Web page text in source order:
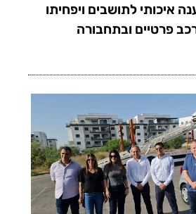
איכותי לתושבים ויפחיתו
פרטיים ובתחבורה